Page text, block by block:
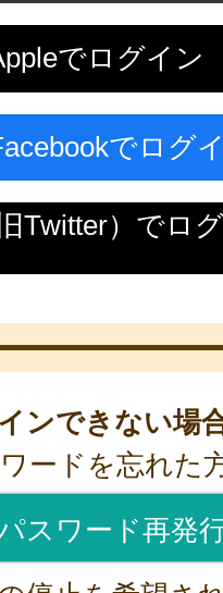
でログイン
でログ
Twitter）でロ
ンできない場
ードを忘れた
スワード再発